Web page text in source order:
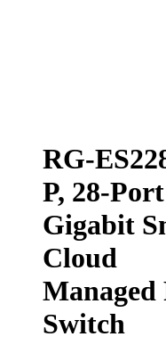
RG-
P, 28-Port
Gigabit
Cloud
Managed
Switch